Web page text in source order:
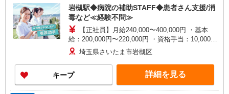
岩槻駅◆病院の補助STAFF◆患者さん支援/消
毒など≪経験不問≫
【正社員】月給240,000〜400,000円 ・基本
給：200,000円〜220,000円 ・資格手当：10,000〜
30,000円 ・役職手当：10,000〜70,000円 ・処遇改
善手当：20,000〜60,000円（勤続年数、保有資格
により変動） ・固定残業手当：20,000円（10時
間） ※固定残業時間を超過する場合には超過勤務
手当として別途支給 ・夜勤手当：10,000円/1回
埼玉県さいたま市岩槻区
キープ 詳細を見る